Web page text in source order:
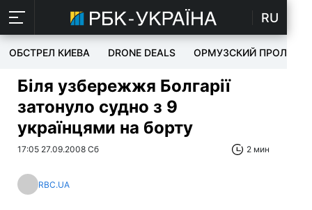
RU
ОБСТРЕЛ КИЕВА DRONE DEALS ОРМУЗСКИЙ ПРОЛИВ
Біля узбережжя Болгарії
затонуло судно з 9
українцями на борту
17:05 27.09.2008 Сб 2 мин
RBC.UA